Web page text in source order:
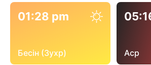
01:28 pm
Бесін (Зухр) Аср